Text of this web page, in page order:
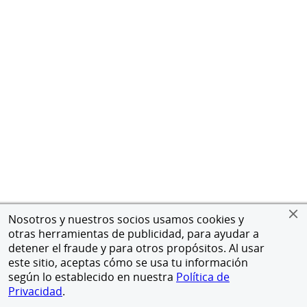
Nosotros y nuestros socios usamos cookies y
otras herramientas de publicidad, para ayudar a
detener el fraude y para otros propósitos. Al usar
este sitio, aceptas cómo se usa tu información
según lo establecido en nuestra Política de
Privacidad.